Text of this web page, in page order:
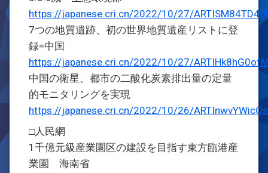
https://japanese.cri.cn/2022/10/27/
7つの地質遺跡、初の世界地質遺産リストに登
録=中国
https://japanese.cri.cn/2022/10/27/
中国の衛星、都市の二酸化炭素排出量の定量
的モニタリングを実現
https://japanese.cri.cn/2022/10/26/
□人民網
1千億元級産業園区の建設を目指す東方臨港産
業園 海南省